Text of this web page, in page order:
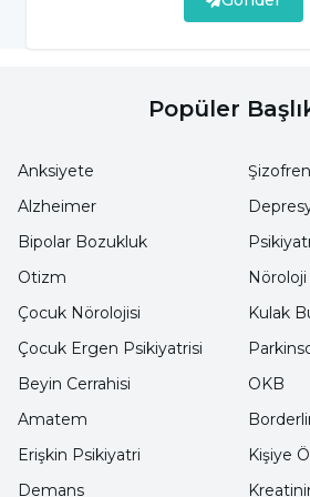
bu sorunun en önemli
Bunların yanında bazı
diz ve kalça eklemlerinde
Genellikle bu sorunu yaşayan
Düztabanlık Tanısı
Bu sorundan şüphe edilmesi
hastanın uzman doktor
edilmesi ve problemin teşhis
Popüler
Anksiyete
Alzheimer
Bipolar Bozukluk
Otizm
Çocuk Nörolojisi
Nöroloji
Kulak
Çocuk Ergen Psikiyatrisi
Beyin Cerrahisi
Amatem
Erişkin Psikiyatri
Demans
OKB
Kişiye